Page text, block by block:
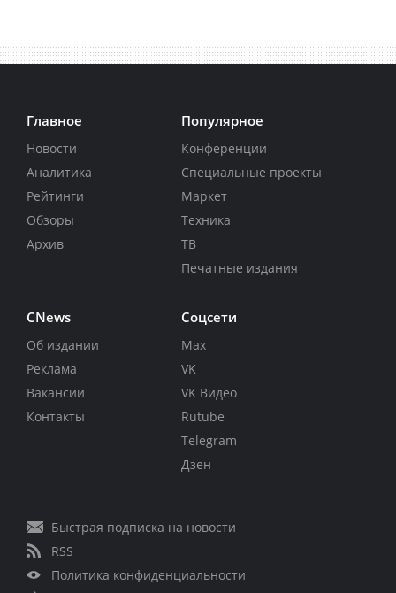
Главное
Новости
Аналитика
Рейтинги
Обзоры
Архив
Популярное
Конференции
Специальные проекты
Маркет
Техника
ТВ
Печатные издания
CNews
Об издании
Реклама
Вакансии
Контакты
Соцсети
Max
VK
VK Видео
Rutube
Telegram
Дзен
Быстрая подписка на новости
RSS
Политика конфиденциальности